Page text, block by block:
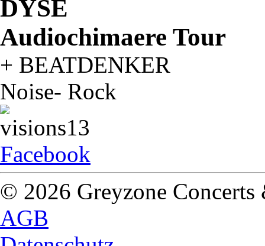
DŸSE
Audiochimaere Tour
+ BEATDENKER
Noise- Rock
Facebook
© 2026 Greyzone
AGB